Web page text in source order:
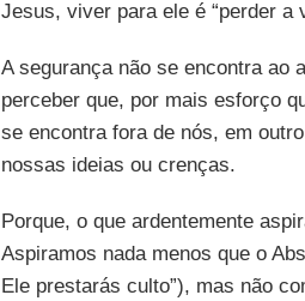
Jesus, viver para ele é “perder a
A segurança não se encontra ao
perceber que, por mais esforço
se encontra fora de nós, em
nossas ideias ou crenças.
Porque, o que ardentemente
Aspiramos nada menos que o
Ele prestarás culto”), mas não